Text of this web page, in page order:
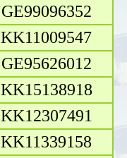
GE99096352
KK11009547
GE95626012
KK15138918
KK12307491
KK11339158